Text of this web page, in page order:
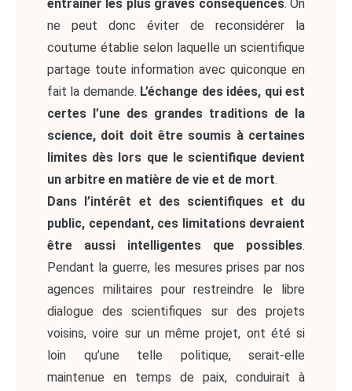
entraîner les plus graves conséquences. On
ne peut donc éviter de reconsidérer la
coutume établie selon laquelle un scientifique
partage toute information avec quiconque en
fait la demande. L’échange des idées, qui est
certes l’une des grandes traditions de la
science, doit doit être soumis à certaines
limites dès lors que le scientifique devient
un arbitre en matière de vie et de mort.
Dans l’intérêt et des scientifiques et du
public, cependant, ces limitations devraient
être aussi intelligentes que possibles.
Pendant la guerre, les mesures prises par nos
agences militaires pour restreindre le libre
dialogue des scientifiques sur des projets
voisins, voire sur un même projet, ont été si
loin qu’une telle politique, serait-elle
maintenue en temps de paix, conduirait à